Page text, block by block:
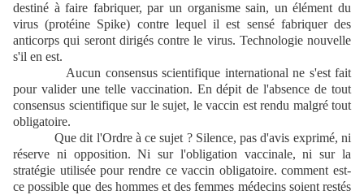
destiné à faire fabriquer, par un organisme sain, un élément du
virus (protéine Spike) contre lequel il est sensé fabriquer des
anticorps qui seront dirigés contre le virus. Technologie nouvelle
s'il en est.
Aucun consensus scientifique international ne s'est fait
pour valider une telle vaccination. En dépit de l'absence de tout
consensus scientifique sur le sujet, le vaccin est rendu malgré tout
obligatoire.
Que dit l'Ordre à ce sujet ? Silence, pas d'avis exprimé, ni
réserve ni opposition. Ni sur l'obligation vaccinale, ni sur la
stratégie utilisée pour rendre ce vaccin obligatoire. comment est-
ce possible que des hommes et des femmes médecins soient restés